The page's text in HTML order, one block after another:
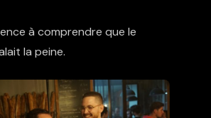
à comprendre que le
la peine.